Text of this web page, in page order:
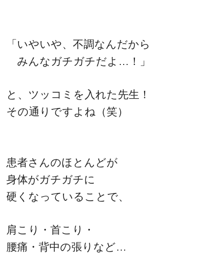
「いやいや、不調なんだから
みんなガチガチだよ…！」
と、ツッコミを入れた先生！
その通りですよね（笑）
患者さんのほとんどが
身体がガチガチに
硬くなっていることで、
肩こり・首こり・
腰痛・背中の張りなど…